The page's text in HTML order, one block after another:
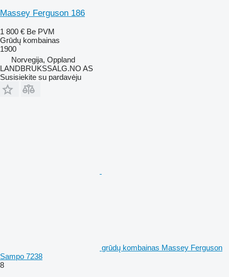
Massey Ferguson 186
1 800 € Be PVM
Grūdų kombainas
1900
Norvegija, Oppland
LANDBRUKSSALG.NO AS
Susisiekite su pardavėju
grūdų kombainas Massey Ferguson
Sampo 7238
8